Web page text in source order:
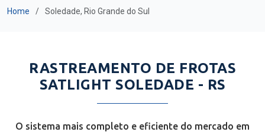
Home Soledade, Rio Grande do Sul
RASTREAMENTO DE FROTAS
SATLIGHT SOLEDADE - RS
O sistema mais completo e eficiente do mercado em